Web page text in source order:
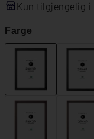
Kun tilgjengelig i
Farge